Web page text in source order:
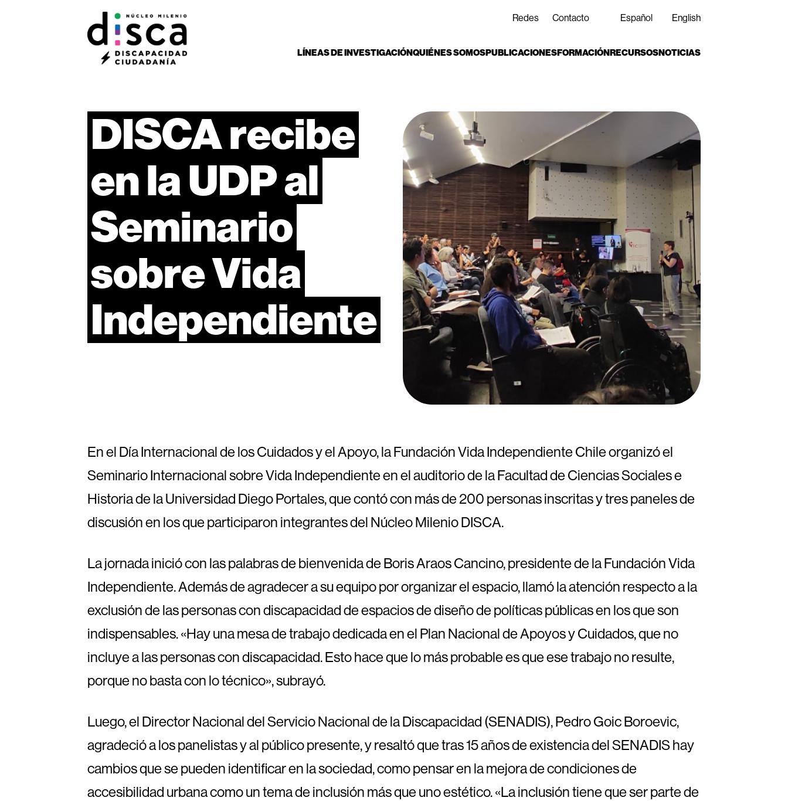
Redes Contacto Español English
LÍNEAS DE INVESTIGACIÓNQUIÉNES SOMOSPUBLICACIONESFORMACIÓNRECURSOSNOTICIAS
DISCArecibe
enlaUDPal
Seminario
sobreVida
Independiente
En el Día Internacional de los Cuidados y el Apoyo, la Fundación Vida Independiente Chile organizó el
Seminario Internacional sobre Vida Independiente en el auditorio de la Facultad de Ciencias Sociales e
Historia de la Universidad Diego Portales, que contó con más de 200 personas inscritas y tres paneles de
discusión en los que participaron integrantes del Núcleo Milenio DISCA.
La jornada inició con las palabras de bienvenida de Boris Araos Cancino, presidente de la Fundación Vida
Independiente. Además de agradecer a su equipo por organizar el espacio, llamó la atención respecto a la
exclusión de las personas con discapacidad de espacios de diseño de políticas públicas en los que son
indispensables. «Hay una mesa de trabajo dedicada en el Plan Nacional de Apoyos y Cuidados, que no
incluye a las personas con discapacidad. Esto hace que lo más probable es que ese trabajo no resulte,
porque no basta con lo técnico», subrayó.
Luego, el Director Nacional del Servicio Nacional de la Discapacidad (SENADIS), Pedro Goic Boroevic,
agradeció a los panelistas y al público presente, y resaltó que tras 15 años de existencia del SENADIS hay
cambios que se pueden identificar en la sociedad, como pensar en la mejora de condiciones de
accesibilidad urbana como un tema de inclusión más que uno estético. «La inclusión tiene que ser parte de